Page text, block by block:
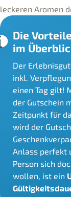
leckeren Aromen
Die
im
Der
inkl.
einen Tag gilt!
der Gutschein
Zeitpunkt für
wird der
Anlass perfekt
Person sich
wollen, ist ein